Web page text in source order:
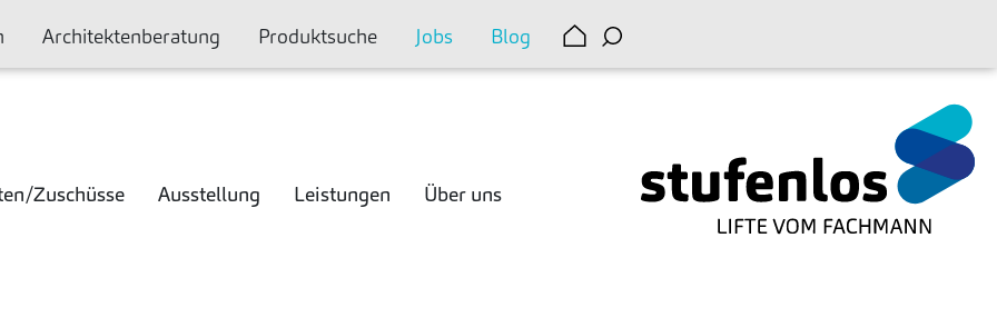
Architektenberatung Produktsuche Jobs Blog
Zuschüsse Ausstellung Leistungen Über uns